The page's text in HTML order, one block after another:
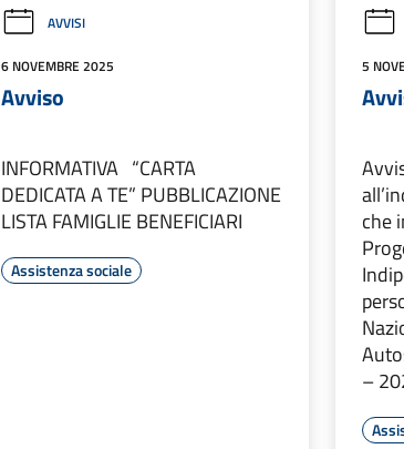
AVVISI
6 NOVEMBRE 2025
Avviso
INFORMATIVA “CARTA
DEDICATA A TE” PUBBLICAZIONE
LISTA FAMIGLIE BENEFICIARI
Assistenza sociale
5
che
–